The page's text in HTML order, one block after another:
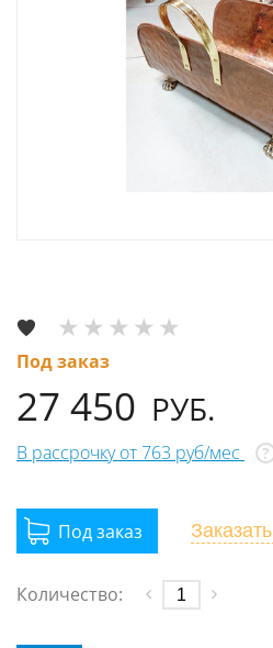
Под заказ
27 450 РУБ.
В рассрочку от 763 руб/мес ?
Заказать
Количество: